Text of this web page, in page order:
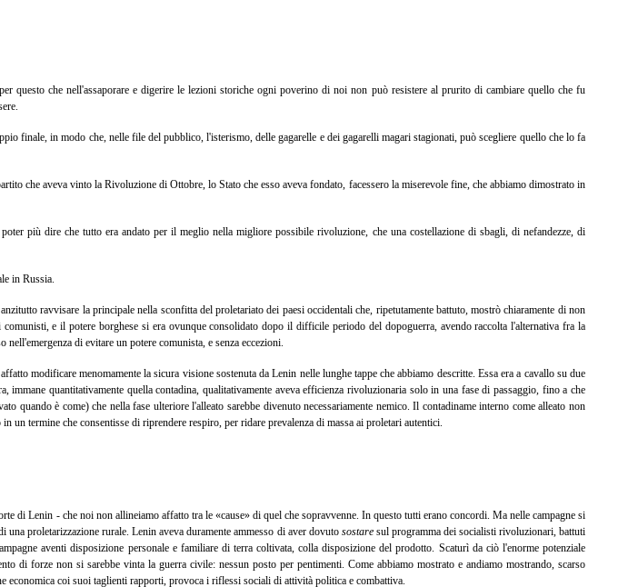
che nell'assaporare e digerire le lezioni storiche ogni poverino di noi non può resistere al prurito di cambiare quello che fu
finale, in modo che, nelle file del pubblico, l'isterismo, delle gagarelle e dei gagarelli magari stagionati, può scegliere quello che lo fa
che aveva vinto la Rivoluzione di Ottobre, lo Stato che esso aveva fondato, facessero la miserevole fine, che abbiamo dimostrato in
più dire che tutto era andato per il meglio nella migliore possibile rivoluzione, che una costellazione di sbagli, di nefandezze, di
in Russia.
ravvisare la principale nella sconfitta del proletariato dei paesi occidentali che, ripetutamente battuto, mostrò chiaramente di non
e il potere borghese si era ovunque consolidato dopo il difficile periodo del dopoguerra, avendo raccolta l'alternativa fra la
di evitare un potere comunista, e senza eccezioni.
modificare menomamente la sicura visione sostenuta da Lenin nelle lunghe tappe che abbiamo descritte. Essa era a cavallo su due
quantitativamente quella contadina, qualitativamente aveva efficienza rivoluzionaria solo in una fase di passaggio, fino a che
quando è come) che nella fase ulteriore l'alleato sarebbe divenuto necessariamente nemico. Il contadiname interno come alleato non
termine che consentisse di riprendere respiro, per ridare prevalenza di massa ai proletari autentici.
di Lenin - che noi non allineiamo affatto tra le «cause» di quel che sopravvenne. In questo tutti erano concordi. Ma nelle campagne si
proletarizzazione rurale. Lenin aveva duramente ammesso di aver dovuto sostaresul programma dei socialisti rivoluzionari, battuti
aventi disposizione personale e familiare di terra coltivata, colla disposizione del prodotto. Scaturì da ciò l'enorme potenziale
di forze non si sarebbe vinta la guerra civile: nessun posto per pentimenti. Come abbiamo mostrato e andiamo mostrando, scarso
economica coi suoi taglienti rapporti, provoca i riflessi sociali di attività politica e combattiva.